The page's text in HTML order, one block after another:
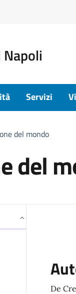
Napoli
Servizi
del mondo
del
De